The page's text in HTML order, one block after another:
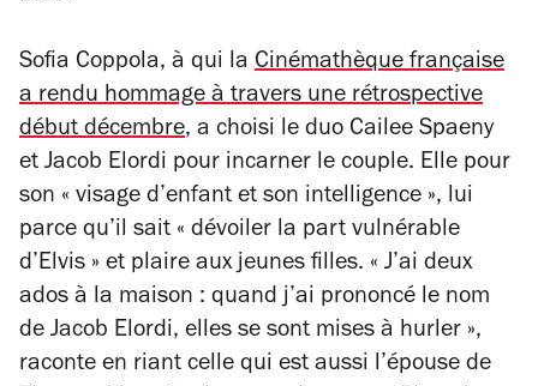
Sofia Coppola, à qui la Cinémathèque française
a rendu hommage à travers une rétrospective
début décembre, a choisi le duo Cailee Spaeny
et Jacob Elordi pour incarner le couple. Elle pour
son « visage d’enfant et son intelligence », lui
parce qu’il sait « dévoiler la part vulnérable
d’Elvis » et plaire aux jeunes filles. « J’ai deux
ados à la maison : quand j’ai prononcé le nom
de Jacob Elordi, elles se sont mises à hurler »,
raconte en riant celle qui est aussi l’épouse de